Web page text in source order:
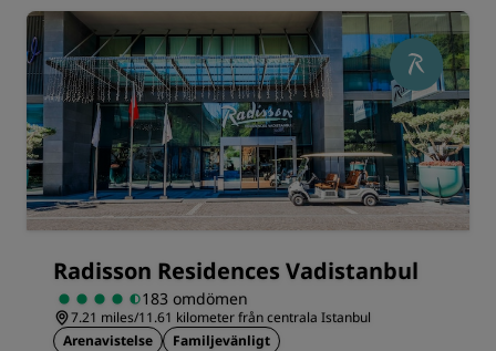
Radisson Residences Vadistanbul
183 omdömen
7.21 miles/11.61 kilometer från centrala Istanbul
Arenavistelse
Familjevänligt